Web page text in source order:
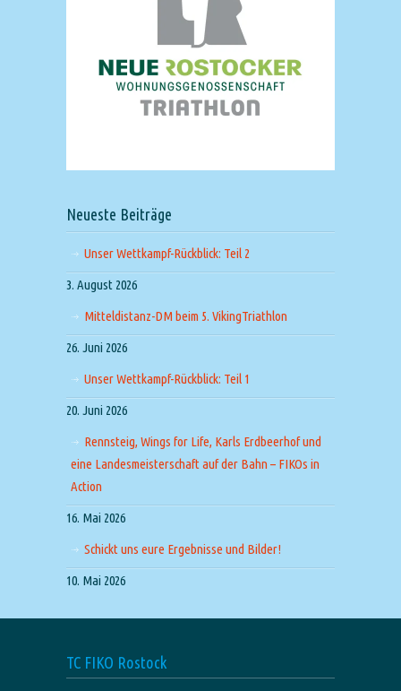
Neueste Beiträge
Unser Wettkampf-Rückblick: Teil 2
3. August 2026
Mitteldistanz-DM beim 5. VikingTriathlon
26. Juni 2026
Unser Wettkampf-Rückblick: Teil 1
20. Juni 2026
Rennsteig, Wings for Life, Karls Erdbeerhof und
eine Landesmeisterschaft auf der Bahn – FIKOs in
Action
16. Mai 2026
Schickt uns eure Ergebnisse und Bilder!
10. Mai 2026
TC FIKO Rostock